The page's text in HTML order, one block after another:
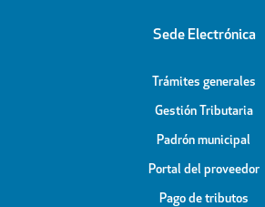
Sede Electrónica
Trámites generales
Gestión Tributaria
Padrón municipal
Portal del proveedor
Pago de tributos